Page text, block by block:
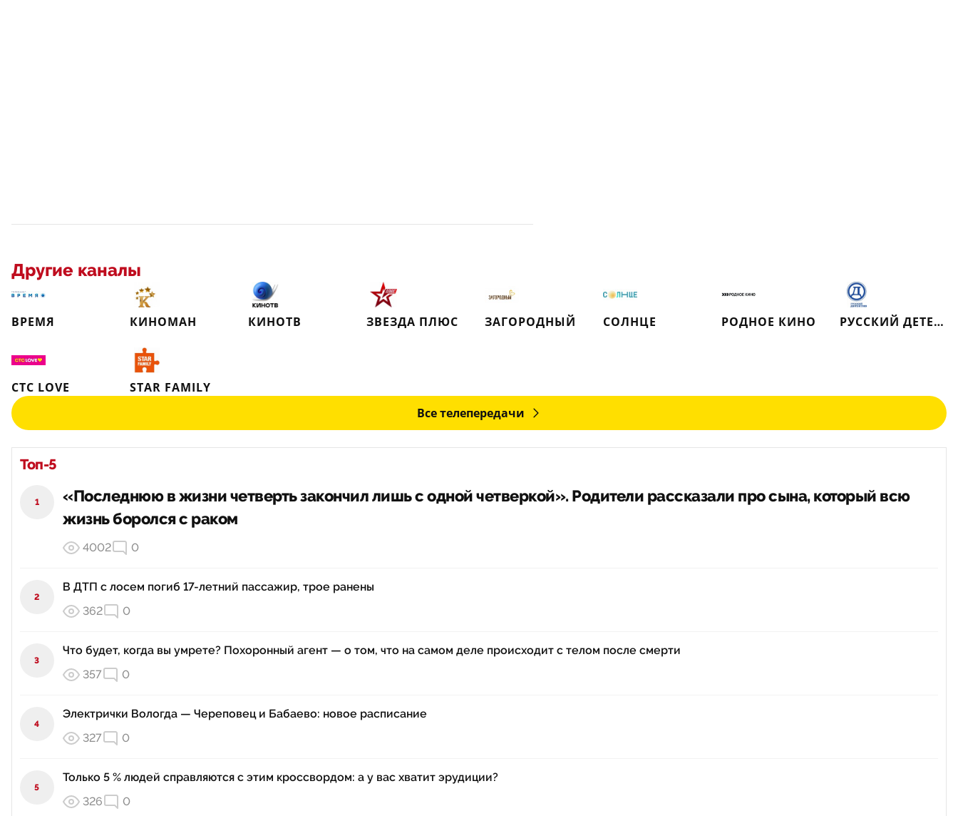
Другие каналы
ВРЕМЯ КИНОМАН КИНОТВ ЗВЕЗДА ПЛЮС ЗАГОРОДНЫЙ СОЛНЦЕ РОДНОЕ КИНО РУССКИЙ ДЕТЕКТИВ
СТС LOVE
STAR FAMILY
Все телепередачи
Топ-5
1
«Последнюю в жизни четверть закончил лишь с одной четверкой». Родители рассказали про сына, который всю
жизнь боролся с раком
4002 0
2
В ДТП с лосем погиб 17-летний пассажир, трое ранены
362
0
3
Что будет, когда вы умрете? Похоронный агент — о том, что на самом деле происходит с телом после смерти
357
0
4
Электрички Вологда — Череповец и Бабаево: новое расписание
327
0
5
Только 5 % людей справляются с этим кроссвордом: а у вас хватит эрудиции?
326
0